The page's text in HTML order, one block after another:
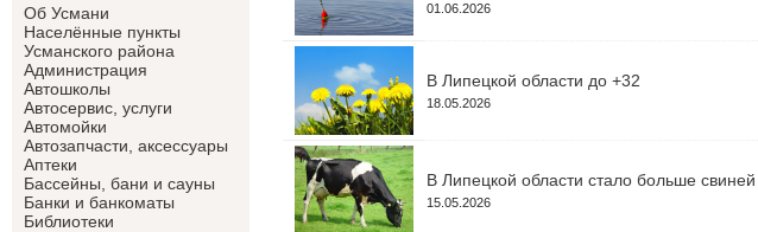
Об Усмани
Населённые пункты
Усманского района
Администрация
Автошколы
Автосервис, услуги
Автомойки
Автозапчасти, аксессуары
Аптеки
Бассейны, бани и сауны
Банки и банкоматы
Библиотеки
01.06.2026
В Липецкой области до +32
18.05.2026
В Липецкой области стало больше
15.05.2026